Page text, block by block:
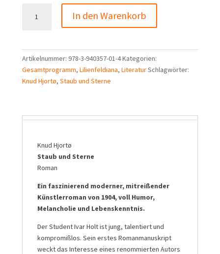
Hjortø:
In den Warenkorb
Artikelnummer: 978-3-940357-01-4Kategorien:
Gesamtprogramm, Lilienfeldiana, LiteraturSchlagwörter:
Knud Hjortø, Staub und Sterne
Knud Hjortø
Staub und Sterne
Roman
Ein faszinierend moderner, mitreißender
Künstlerroman von 1904, voll Humor,
Melancholie und Lebenskenntnis.
Der Student Ivar Holt ist jung, talentiert und
kompromißlos. Sein erstes Romanmanuskript
weckt das Interesse eines renommierten Autors